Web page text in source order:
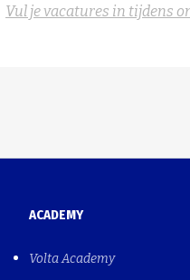
Vul je vacatures in tijdens
ACADEMY
Volta Academy